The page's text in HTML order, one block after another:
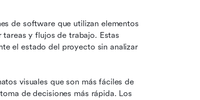
de software que utilizan elementos
y flujos de trabajo. Estas
el estado del proyecto sin analizar
visuales que son más fáciles de
de decisiones más rápida. Los